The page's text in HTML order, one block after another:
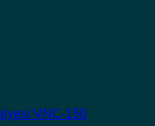
VNC-150